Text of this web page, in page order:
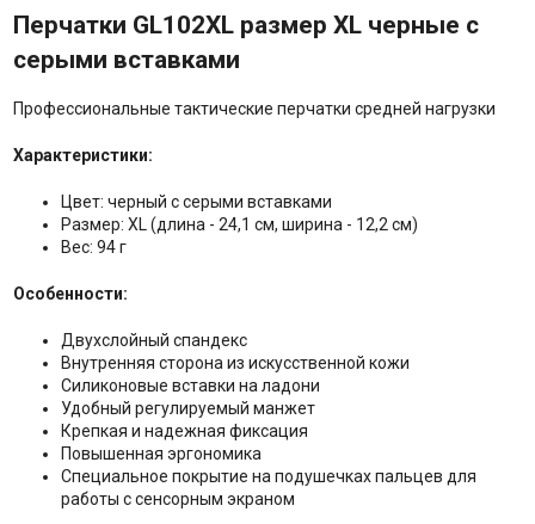
Перчатки GL102XL размер XL черные с
серыми вставками
Профессиональные тактические перчатки средней нагрузки
Характеристики:
Цвет: черный с серыми вставками
Размер: XL (длина - 24,1 см, ширина - 12,2 см)
Вес: 94 г
Особенности:
Двухслойный спандекс
Внутренняя сторона из искусственной кожи
Силиконовые вставки на ладони
Удобный регулируемый манжет
Крепкая и надежная фиксация
Повышенная эргономика
Специальное покрытие на подушечках пальцев для
работы с сенсорным экраном